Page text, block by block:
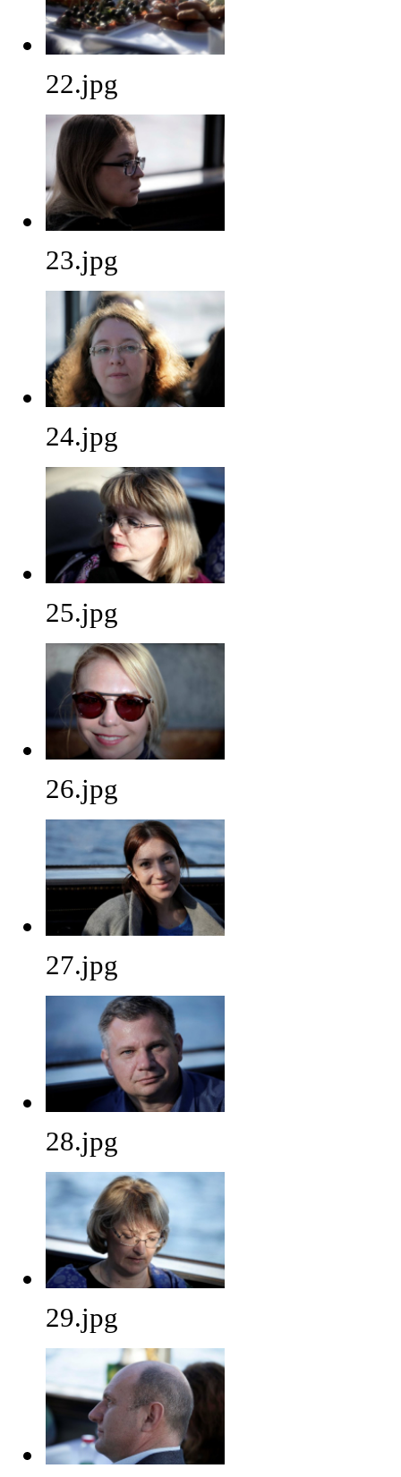
22.jpg
23.jpg
24.jpg
25.jpg
26.jpg
27.jpg
28.jpg
29.jpg